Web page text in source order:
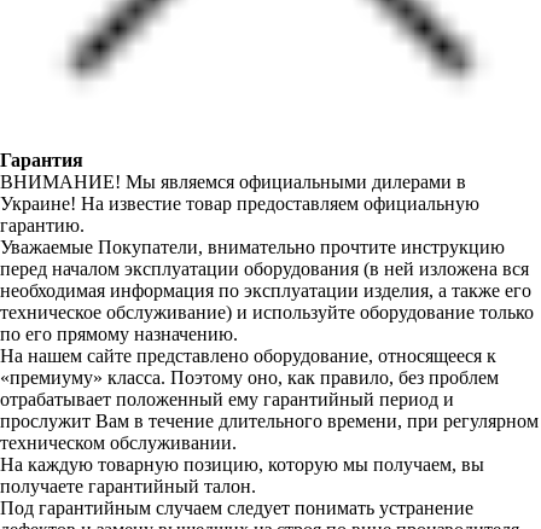
Гарантия
ВНИМАНИЕ! Мы являемся официальными дилерами в
Украине! На известие товар предоставляем официальную
гарантию.
Уважаемые Покупатели, внимательно прочтите инструкцию
перед началом эксплуатации оборудования (в ней изложена вся
необходимая информация по эксплуатации изделия, а также его
техническое обслуживание) и используйте оборудование только
по его прямому назначению.
На нашем сайте представлено оборудование, относящееся к
«премиуму» класса. Поэтому оно, как правило, без проблем
отрабатывает положенный ему гарантийный период и
прослужит Вам в течение длительного времени, при регулярном
техническом обслуживании.
На каждую товарную позицию, которую мы получаем, вы
получаете гарантийный талон.
Под гарантийным случаем следует понимать устранение